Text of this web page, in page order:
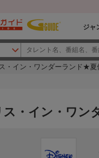
ジャ
・イン・ワンダーランド★夏
ス・イン・ワン